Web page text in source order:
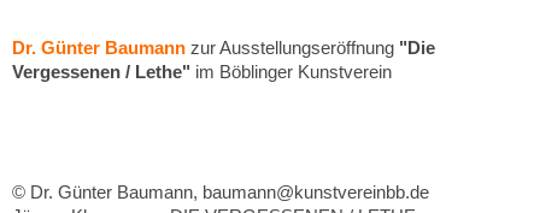
Dr. Günter Baumann zur Ausstellungseröffnung "Die
Vergessenen / Lethe" im Böblinger Kunstverein
© Dr. Günter Baumann, baumann@kunstvereinbb.de